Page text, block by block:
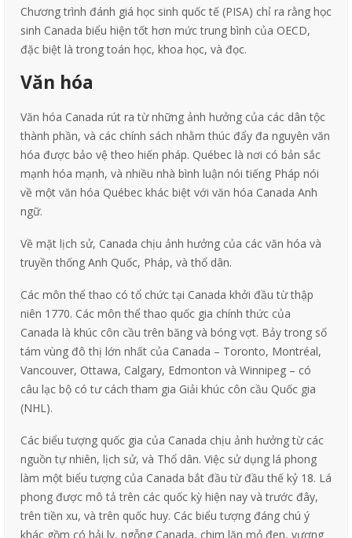
Chương trình đánh giá học sinh quốc tế (PISA) chỉ ra rằng học
sinh Canada biểu hiện tốt hơn mức trung bình của OECD,
đặc biệt là trong toán học, khoa học, và đọc.
Văn hóa
Văn hóa Canada rút ra từ những ảnh hưởng của các dân tộc
thành phần, và các chính sách nhằm thúc đẩy đa nguyên văn
hóa được bảo vệ theo hiến pháp. Québec là nơi có bản sắc
mạnh hóa mạnh, và nhiều nhà bình luận nói tiếng Pháp nói
về một văn hóa Québec khác biệt với văn hóa Canada Anh
ngữ.
Về mặt lịch sử, Canada chịu ảnh hưởng của các văn hóa và
truyền thống Anh Quốc, Pháp, và thổ dân.
Các môn thể thao có tổ chức tại Canada khởi đầu từ thập
niên 1770. Các môn thể thao quốc gia chính thức của
Canada là khúc côn cầu trên băng và bóng vợt. Bảy trong số
tám vùng đô thị lớn nhất của Canada – Toronto, Montréal,
Vancouver, Ottawa, Calgary, Edmonton và Winnipeg – có
câu lạc bộ có tư cách tham gia Giải khúc côn cầu Quốc gia
(NHL).
Các biểu tượng quốc gia của Canada chịu ảnh hưởng từ các
nguồn tự nhiên, lịch sử, và Thổ dân. Việc sử dụng lá phong
làm một biểu tượng của Canada bắt đầu từ đầu thế kỷ 18. Lá
phong được mô tả trên các quốc kỳ hiện nay và trước đây,
trên tiền xu, và trên quốc huy. Các biểu tượng đáng chú ý
khác gồm có hải ly, ngỗng Canada, chim lặn mỏ đen, vương